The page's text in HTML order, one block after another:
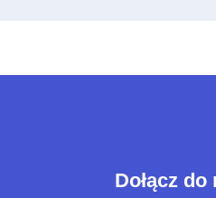
Dołącz do